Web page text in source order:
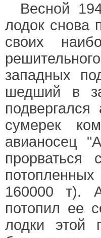
Весной
лодок снова
своих
западных
шедший в
сумерек
авианосец
прорваться
160000 т).
потопил ее
лодки этой